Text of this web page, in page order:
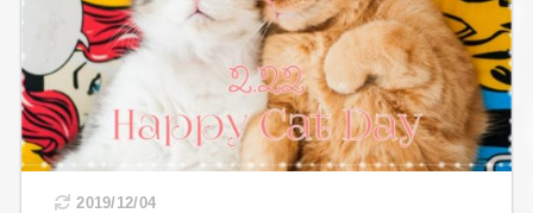
2019/12/04